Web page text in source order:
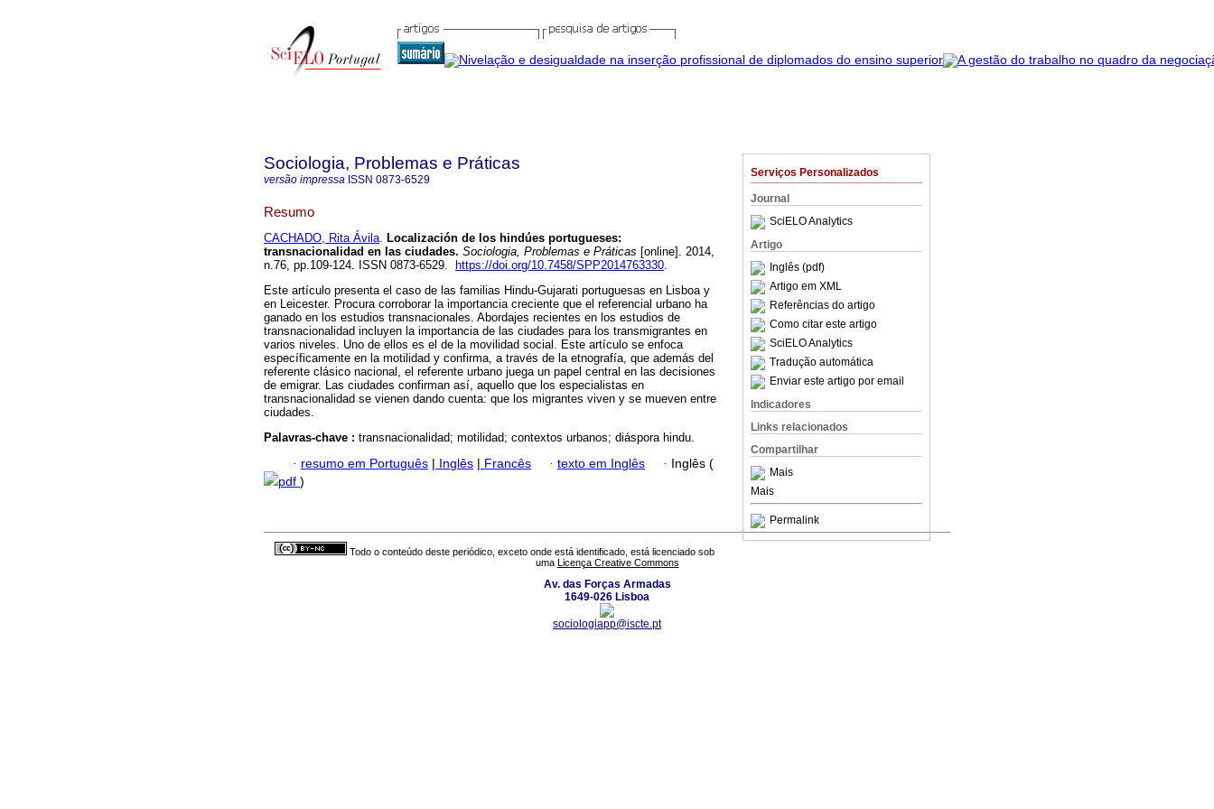
Serviços Personalizados
Journal
SciELO Analytics
Artigo
Inglês (pdf)
Artigo em XML
Referências do artigo
Como citar este artigo
SciELO Analytics
Tradução automática
Enviar este artigo por email
Indicadores
Links relacionados
Compartilhar
Mais
Mais
Permalink
Sociologia, Problemas e Práticas
versão impressa ISSN 0873-6529
Resumo
CACHADO, Rita Ávila. Localización de los hindúes portugueses:
transnacionalidad en las ciudades. Sociologia, Problemas e Práticas [online]. 2014,
n.76, pp.109-124. ISSN 0873-6529.
https://doi.org/10.7458/SPP2014763330.
Este artículo presenta el caso de las familias Hindu-Gujarati portuguesas en Lisboa y
en Leicester. Procura corroborar la importancia creciente que el referencial urbano ha
ganado en los estudios transnacionales. Abordajes recientes en los estudios de
transnacionalidad incluyen la importancia de las ciudades para los transmigrantes en
varios niveles. Uno de ellos es el de la movilidad social. Este artículo se enfoca
específicamente en la motilidad y confirma, a través de la etnografía, que además del
referente clásico nacional, el referente urbano juega un papel central en las decisiones
de emigrar. Las ciudades confirman así, aquello que los especialistas en
transnacionalidad se vienen dando cuenta: que los migrantes viven y se mueven entre
ciudades.
Palavras-chave : transnacionalidad; motilidad; contextos urbanos; diáspora hindu.
· resumo em Português | Inglês | Francês · texto em Inglês · Inglês (
pdf )
Todo o conteúdo deste periódico, exceto onde está identificado, está licenciado sob
uma Licença Creative Commons
Av. das Forças Armadas
1649-026 Lisboa
sociologiapp@iscte.pt